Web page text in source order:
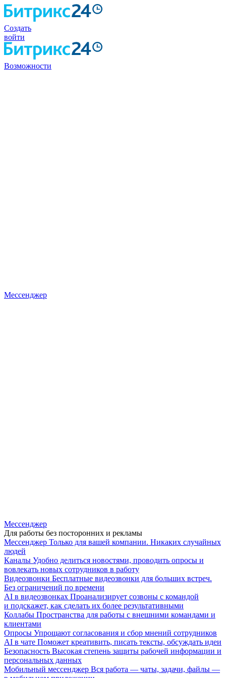
Создать
войти
Возможности
Мессенджер
Мессенджер
Для работы без посторонних и рекламы
Мессенджер Только для вашей компании. Никаких случайных
людей
Каналы Удобно делиться новостями, проводить опросы и
вовлекать новых сотрудников в работу
Видеозвонки Бесплатные видеозвонки для больших встреч.
Без ограничений по времени
AI в видеозвонках Проанализирует созвоны с командой
и подскажет, как сделать их более результативными
Коллабы Пространства для работы с внешними командами и
клиентами
Опросы Упрощают согласования и сбор мнений сотрудников
AI в чате Поможет креативить, писать тексты, обсуждать идеи
Безопасность Высокая степень защиты рабочей информации и
персональных данных
Мобильный мессенджер Вся работа — чаты, задачи, файлы —